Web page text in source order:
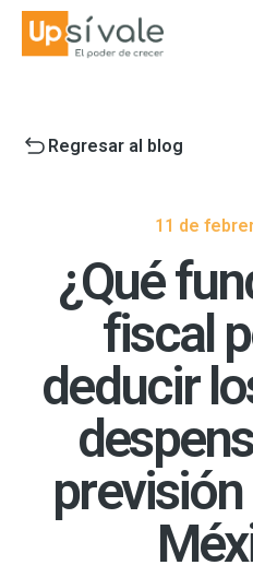
Regresar al blog
11 de
¿Qué
fiscal
deducir